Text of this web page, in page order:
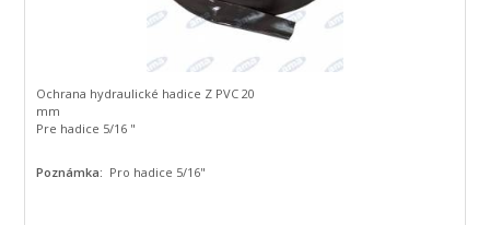
Ochrana hydraulické hadice Z PVC 20
mm
Pre hadice 5/16 "
Poznámka: Pro hadice 5/16"